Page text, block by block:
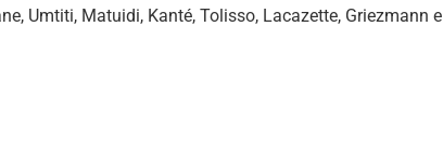
Umtiti, Matuidi, Kanté, Tolisso, Lacazette, Griezmann e